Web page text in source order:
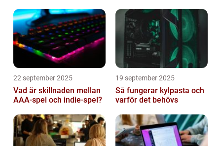
22 september 2025
Vad är skillnaden mellan
AAA-spel och indie-spel?
19 september 2025
Så fungerar kylpasta och
varför det behövs